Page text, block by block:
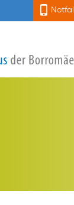
Notfall